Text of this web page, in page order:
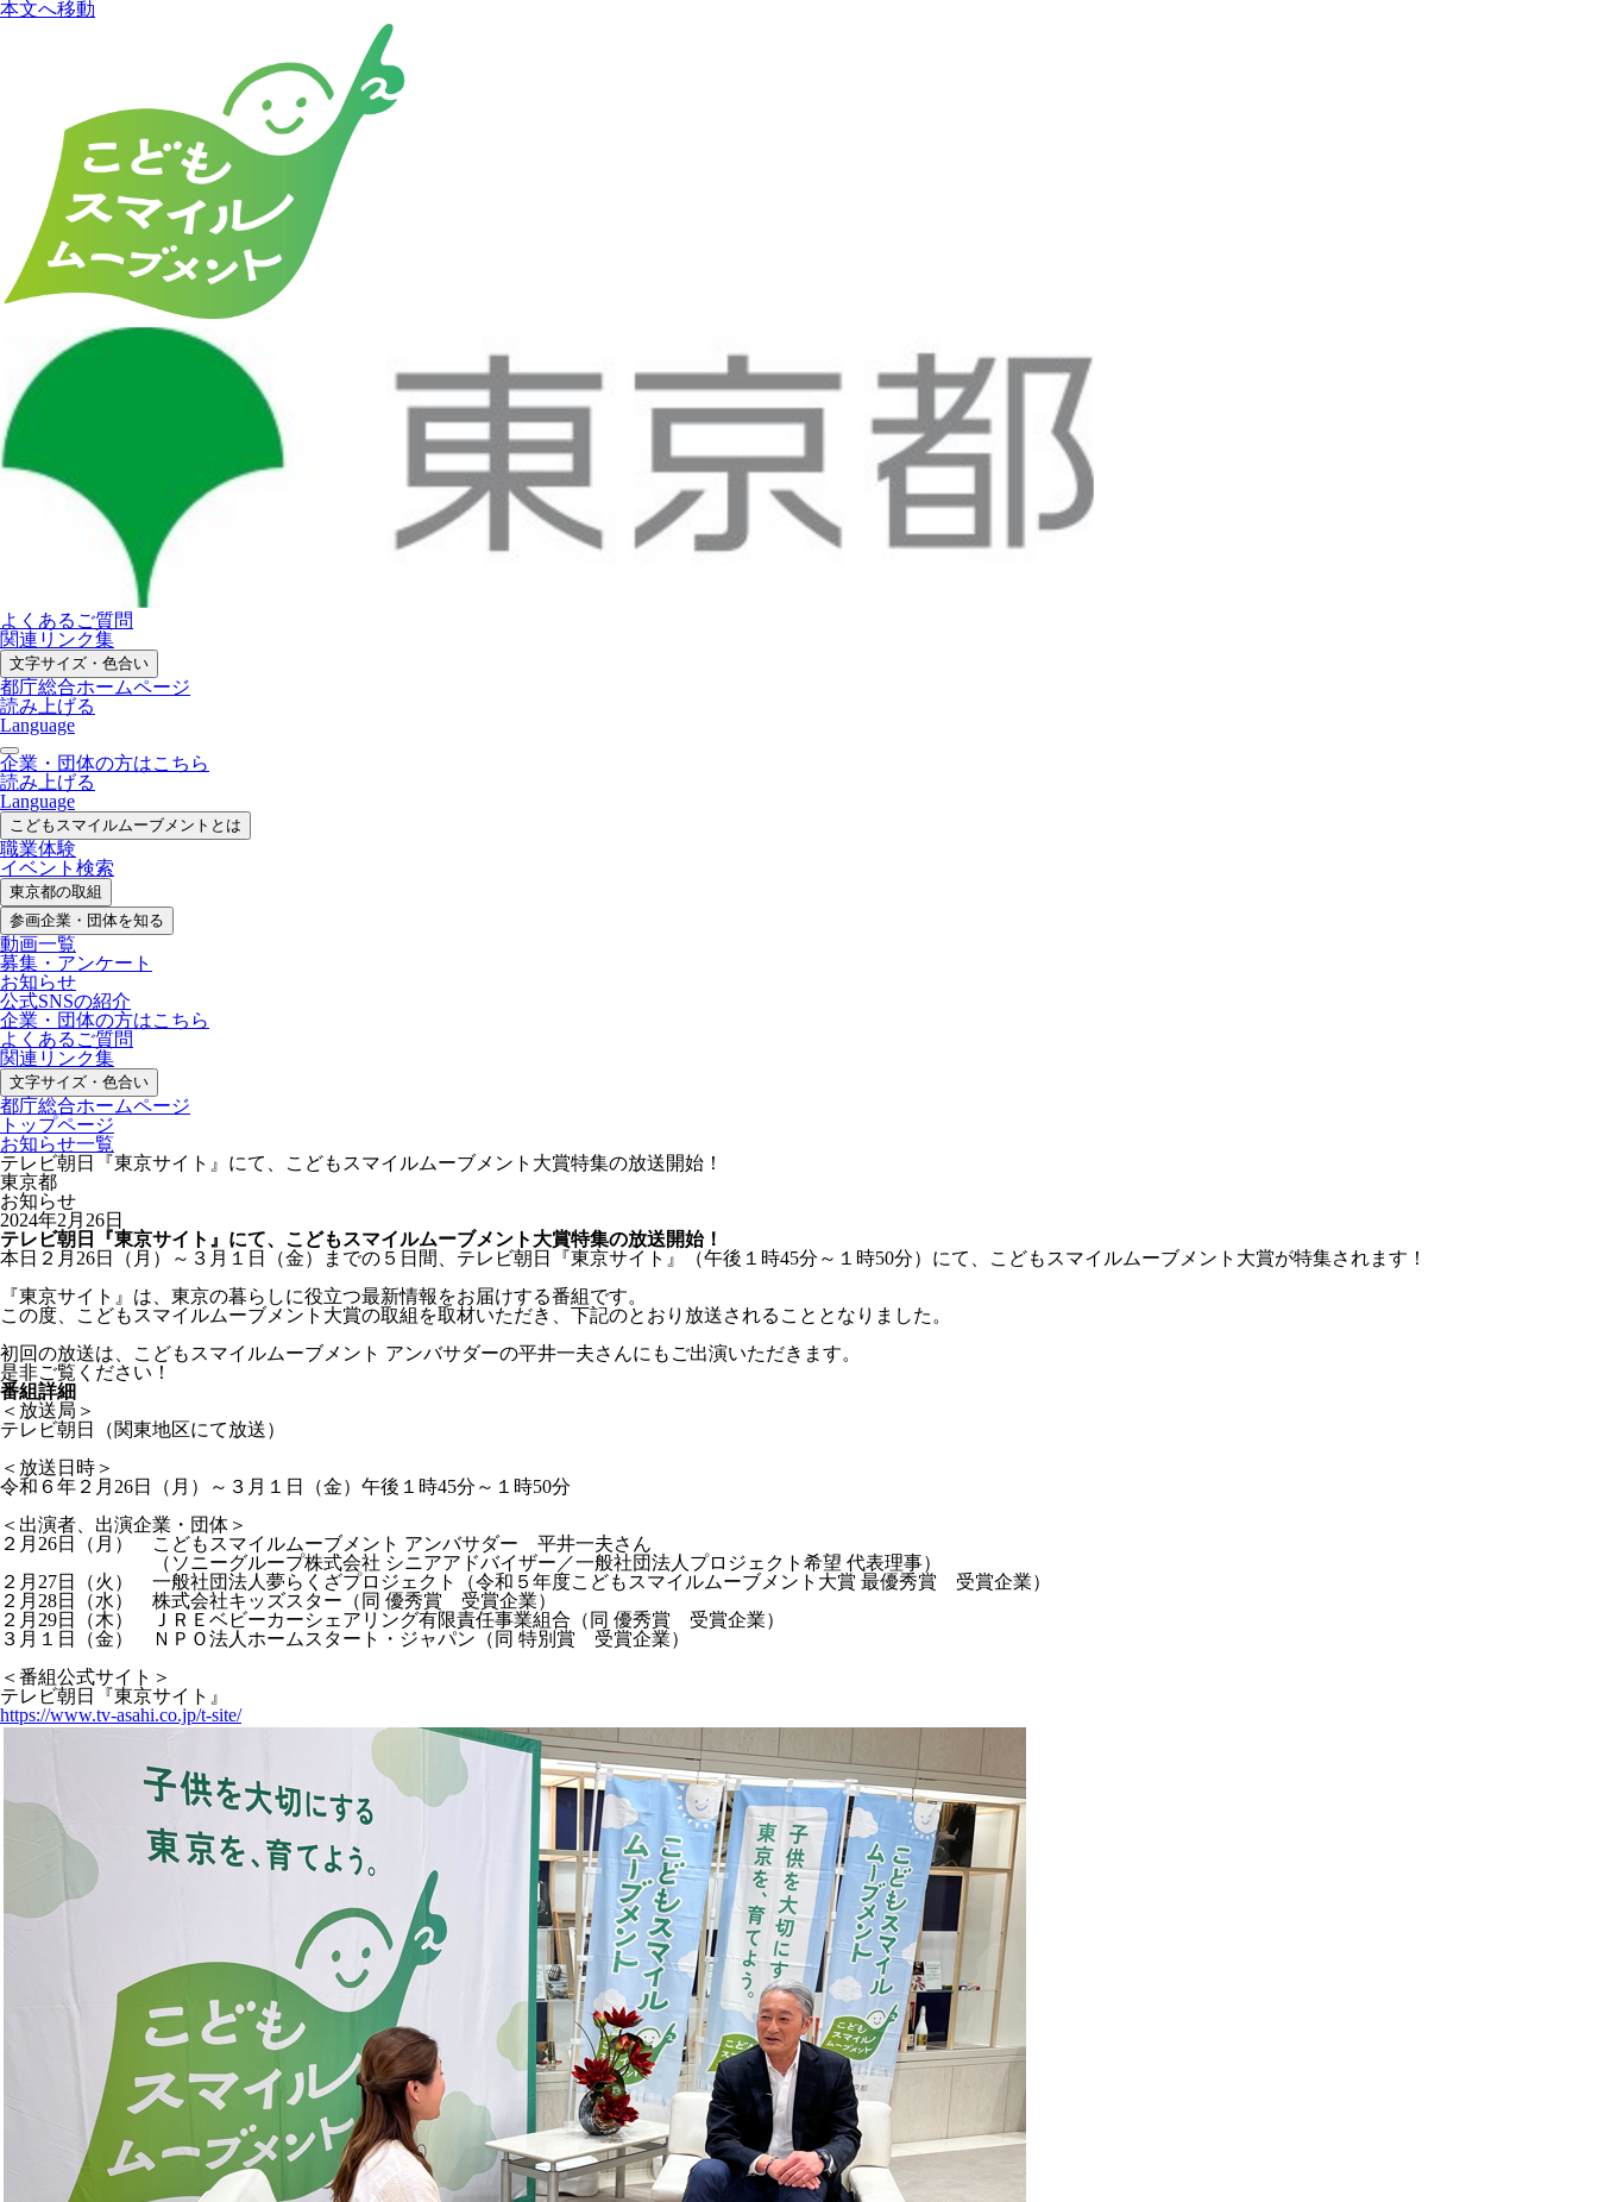
本文へ移動
よくあるご質問
関連リンク集
文字サイズ・色合い
都庁総合ホームページ
読み上げる
Language
企業・団体の方はこちら
読み上げる
Language
こどもスマイルムーブメントとは
職業体験
イベント検索
東京都の取組
参画企業・ 団体を知る
動画一覧
募集・ アンケート
お知らせ
公式SNSの紹介
企業・団体の方はこちら
よくあるご質問
関連リンク集
文字サイズ・色合い
都庁総合ホームページ
トップページ
お知らせ一覧
テレビ朝日『東京サイト』にて、こどもスマイルムーブメント大賞特集の放送開始！
東京都
お知らせ
2024年2月26日
テレビ朝日『東京サイト』にて、こどもスマイルムーブメント大賞特集の放送開始！
本日２月26日（月）～３月１日（金）までの５日間、テレビ朝日『東京サイト』（午後１時45分～１時50分）にて、こどもスマイルムーブメント大賞が特集されます！
『東京サイト』は、東京の暮らしに役立つ最新情報をお届けする番組です。
この度、こどもスマイルムーブメント大賞の取組を取材いただき、下記のとおり放送されることとなりました。
初回の放送は、こどもスマイルムーブメント アンバサダーの平井一夫さんにもご出演いただきます。
是非ご覧ください！
番組詳細
＜放送局＞
テレビ朝日（関東地区にて放送）
＜放送日時＞
令和６年２月26日（月）～３月１日（金）午後１時45分～１時50分
＜出演者、出演企業・団体＞
２月26日（月） こどもスマイルムーブメント アンバサダー 平井一夫さん
（ソニーグループ株式会社 シニアアドバイザー／一般社団法人プロジェクト希望 代表理事）
２月27日（火） 一般社団法人夢らくざプロジェクト（令和５年度こどもスマイルムーブメント大賞 最優秀賞 受賞企業）
２月28日（水） 株式会社キッズスター（同 優秀賞 受賞企業）
２月29日（木） ＪＲＥベビーカーシェアリング有限責任事業組合（同 優秀賞 受賞企業）
３月１日（金） ＮＰＯ法人ホームスタート・ジャパン（同 特別賞 受賞企業）
＜番組公式サイト＞
テレビ朝日『東京サイト』
https://www.tv-asahi.co.jp/t-site/